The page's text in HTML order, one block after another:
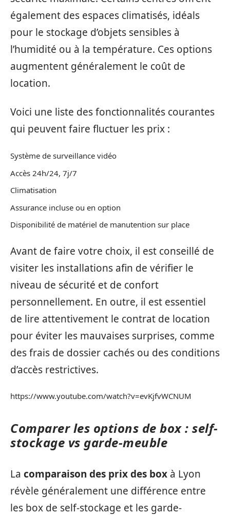
également des espaces climatisés, idéals
pour le stockage d’objets sensibles à
l’humidité ou à la température. Ces options
augmentent généralement le coût de
location.
Voici une liste des fonctionnalités courantes
qui peuvent faire fluctuer les prix :
Système de surveillance vidéo
Accès 24h/24, 7j/7
Climatisation
Assurance incluse ou en option
Disponibilité de matériel de manutention sur place
Avant de faire votre choix, il est conseillé de
visiter les installations afin de vérifier le
niveau de sécurité et de confort
personnellement. En outre, il est essentiel
de lire attentivement le contrat de location
pour éviter les mauvaises surprises, comme
des frais de dossier cachés ou des conditions
d’accès restrictives.
https://www.youtube.com/watch?v=evKjfvWCNUM
Comparer les options de box : self-
stockage vs garde-meuble
La comparaison des prix des box à Lyon
révèle généralement une différence entre
les box de self-stockage et les garde-